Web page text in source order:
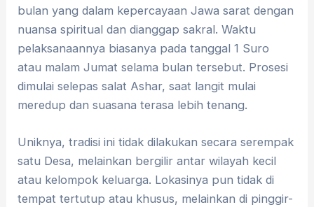
bulan yang dalam kepercayaan Jawa sarat dengan
nuansa spiritual dan dianggap sakral. Waktu
pelaksanaannya biasanya pada tanggal 1 Suro
atau malam Jumat selama bulan tersebut. Prosesi
dimulai selepas salat Ashar, saat langit mulai
meredup dan suasana terasa lebih tenang.
Uniknya, tradisi ini tidak dilakukan secara serempak
satu Desa, melainkan bergilir antar wilayah kecil
atau kelompok keluarga. Lokasinya pun tidak di
tempat tertutup atau khusus, melainkan di pinggir-